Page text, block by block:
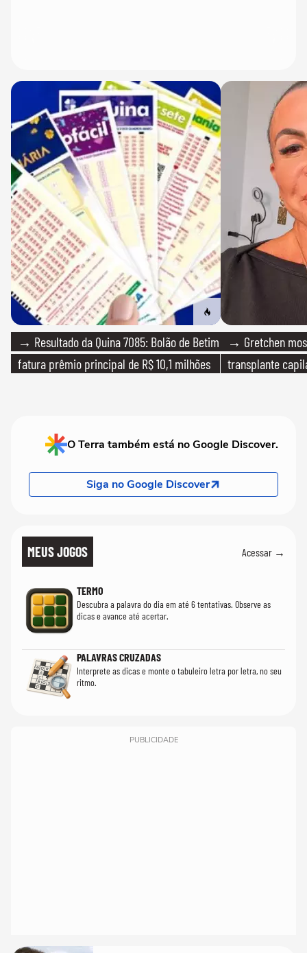
→ Resultado da Quina 7085: Bolão de Betim
fatura prêmio principal de R$ 10,1 milhões
→ Gretchen
transplante
O Terra também está no Google Discover.
Siga no Google Discover
MEUS JOGOS Acessar →
TERMO
Descubra a palavra do dia em até 6 tentativas. Observe as
dicas e avance até acertar.
PALAVRAS CRUZADAS
Interprete as dicas e monte o tabuleiro letra por letra, no seu
ritmo.
PUBLICIDADE